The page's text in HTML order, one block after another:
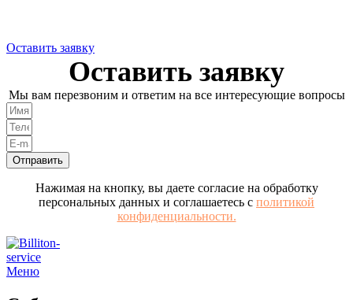
Оставить заявку
Оставить заявку
Мы вам перезвоним и ответим на все интересующие вопросы
Отправить
Нажимая на кнопку, вы даете согласие на обработку
персональных данных и соглашаетесь с политикой
конфиденциальности.
Меню